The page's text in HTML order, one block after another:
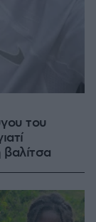
του